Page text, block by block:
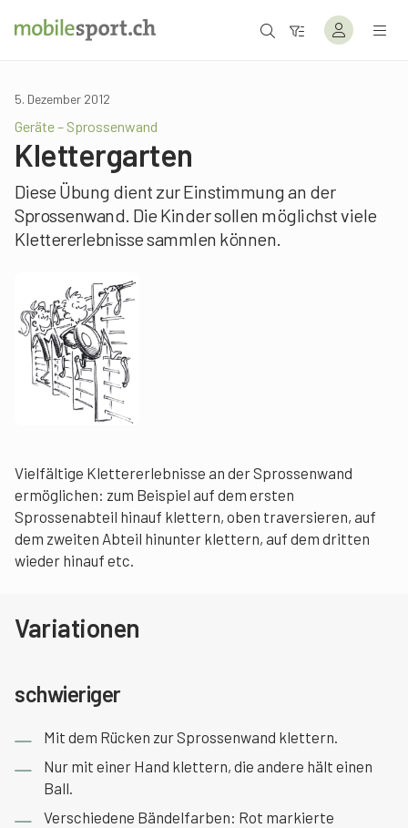
5. Dezember 2012
Geräte – Sprossenwand
Klettergarten
Diese Übung dient zur Einstimmung an der
Sprossenwand. Die Kinder sollen möglichst viele
Klettererlebnisse sammlen können.
Vielfältige Klettererlebnisse an der Sprossenwand
ermöglichen: zum Beispiel auf dem ersten
Sprossenabteil hinauf klettern, oben traversieren, auf
dem zweiten Abteil hinunter klettern, auf dem dritten
wieder hinauf etc.
Variationen
schwieriger
Mit dem Rücken zur Sprossenwand klettern.
Nur mit einer Hand klettern, die andere hält einen
Ball.
Verschiedene Bändelfarben: Rot markierte